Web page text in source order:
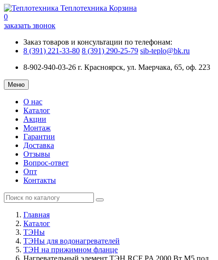
Теплотехника Корзина
0
заказать звонок
Заказ товаров и консультации по телефонам:
8 (391) 221-33-80 8 (391) 290-25-79 sib-teplo@bk.ru
8-902-940-03-26 г. Красноярск, ул. Маерчака, 65, оф. 223
Меню
О нас
Каталог
Акции
Монтаж
Гарантии
Доставка
Отзывы
Вопрос-ответ
Опт
Контакты
Главная
Каталог
ТЭНы
ТЭНы для водонагревателей
ТЭН на прижимном фланце
Нагревательный элемент ТЭН RCF PA 2000 Вт M5 под